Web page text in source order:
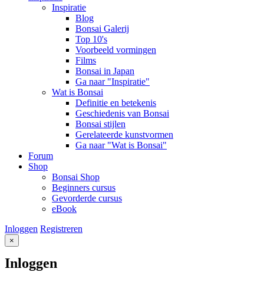
Inspiratie
Blog
Bonsai Galerij
Top 10's
Voorbeeld vormingen
Films
Bonsai in Japan
Ga naar "Inspiratie"
Wat is Bonsai
Definitie en betekenis
Geschiedenis van Bonsai
Bonsai stijlen
Gerelateerde kunstvormen
Ga naar "Wat is Bonsai"
Forum
Shop
Bonsai Shop
Beginners cursus
Gevorderde cursus
eBook
Inloggen Registreren
×
Inloggen